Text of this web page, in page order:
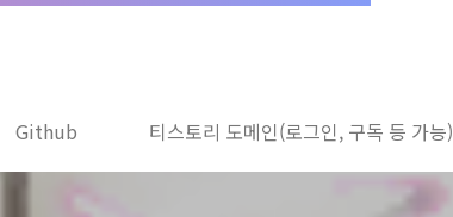
Github 티스토리 도메인(로그인, 구독 등 가능)